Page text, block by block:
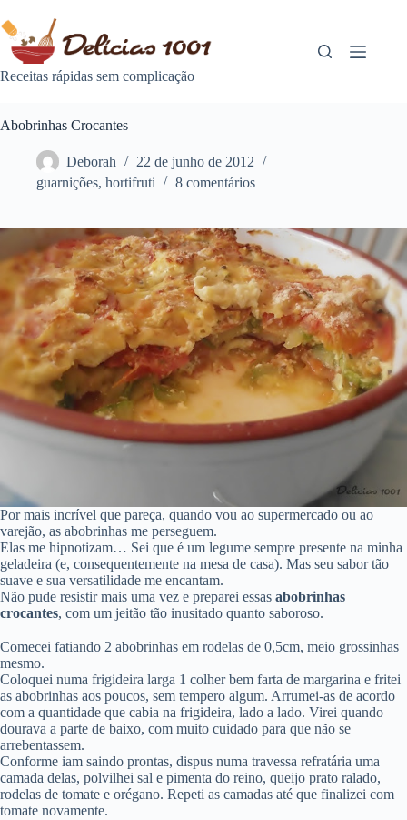
para
conteúdo
Receitas rápidas sem complicação
Abobrinhas Crocantes
Deborah
22 de junho de 2012
guarnições, hortifruti 8 comentários
Por mais incrível que pareça, quando vou ao supermercado ou ao
varejão, as abobrinhas me perseguem.
Elas me hipnotizam… Sei que é um legume sempre presente na minha
geladeira (e, consequentemente na mesa de casa). Mas seu sabor tão
suave e sua versatilidade me encantam.
Não pude resistir mais uma vez e preparei essas abobrinhas
crocantes, com um jeitão tão inusitado quanto saboroso.
Comecei fatiando 2 abobrinhas em rodelas de 0,5cm, meio grossinhas
mesmo.
Coloquei numa frigideira larga 1 colher bem farta de margarina e fritei
as abobrinhas aos poucos, sem tempero algum. Arrumei-as de acordo
com a quantidade que cabia na frigideira, lado a lado. Virei quando
dourava a parte de baixo, com muito cuidado para que não se
arrebentassem.
Conforme iam saindo prontas, dispus numa travessa refratária uma
camada delas, polvilhei sal e pimenta do reino, queijo prato ralado,
rodelas de tomate e orégano. Repeti as camadas até que finalizei com
tomate novamente.